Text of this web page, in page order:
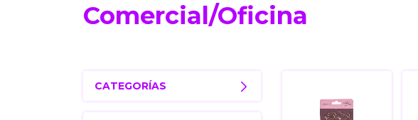
Comercial/Oficina
CATEGORÍAS